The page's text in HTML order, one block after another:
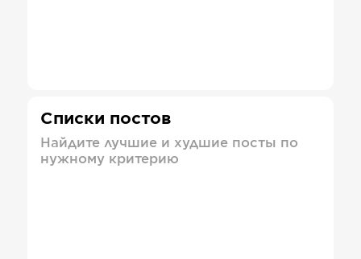
Списки постов
Найдите лучшие и худшие посты по
нужному критерию